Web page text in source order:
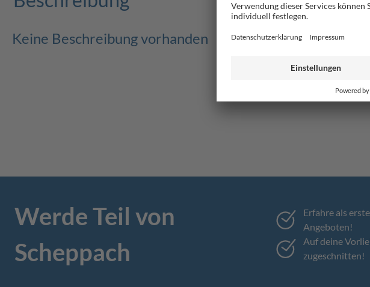
Keine Beschreibung vorhanden
Werde Teil von
Scheppach
Erfahre als
Angeboten!
Auf deine
zugeschnitten!